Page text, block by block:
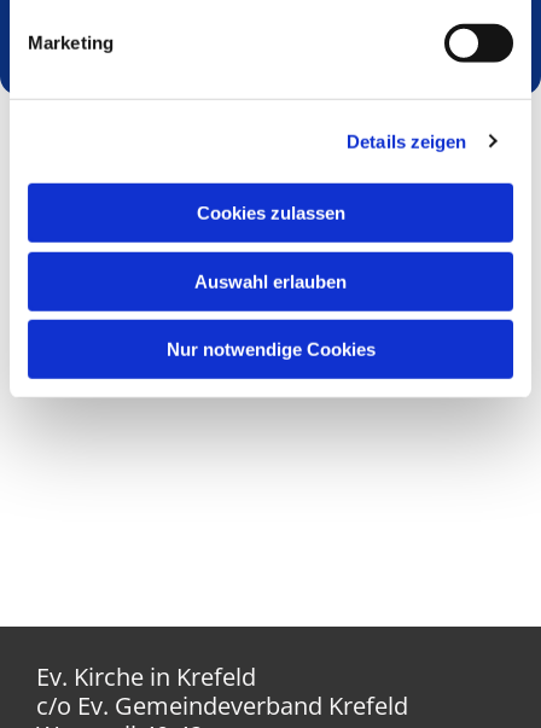
Marketing
Details zeigen
Cookies zulassen
Auswahl erlauben
Nur notwendige Cookies
Ev. Kirche in Krefeld
c/o Ev. Gemeindeverband Krefeld